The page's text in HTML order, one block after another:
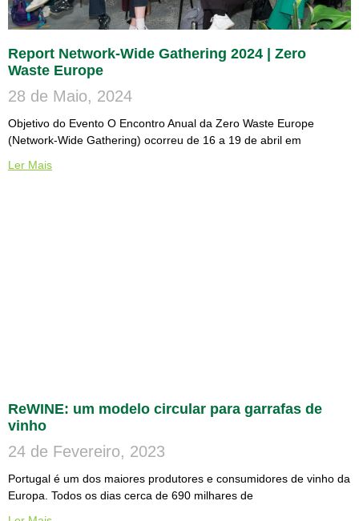
Report Network-Wide Gathering 2024 | Zero
Waste Europe
28 de Maio, 2024
Objetivo do Evento O Encontro Anual da Zero Waste Europe
(Network-Wide Gathering) ocorreu de 16 a 19 de abril em
Ler Mais
ReWINE: um modelo circular para garrafas de
vinho
24 de Fevereiro, 2023
Portugal é um dos maiores produtores e consumidores de vinho da
Europa. Todos os dias cerca de 690 milhares de